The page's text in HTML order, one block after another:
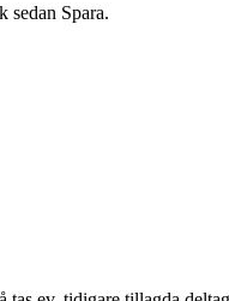
sedan Spara.